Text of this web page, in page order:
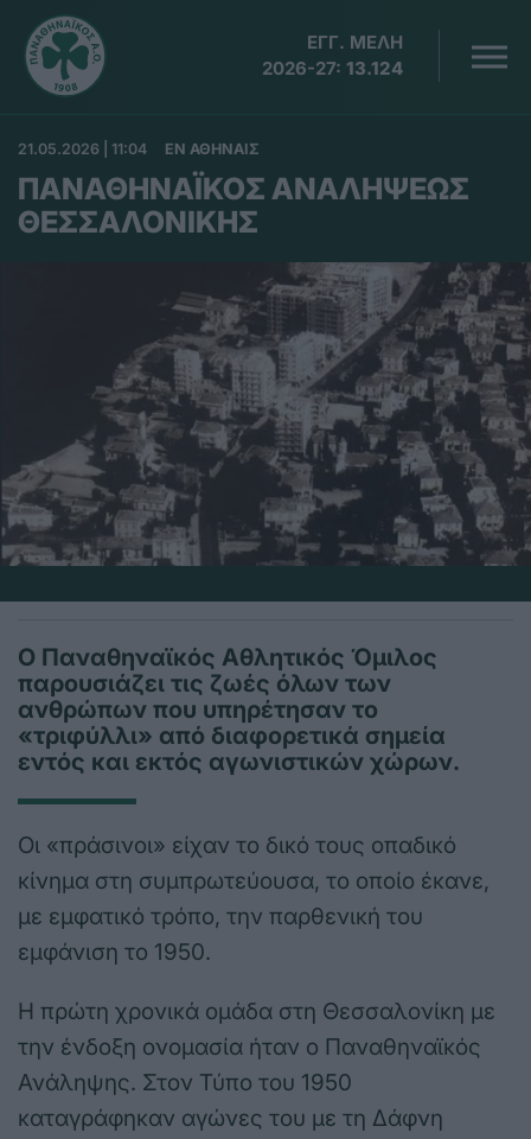
ΕΓΓ. ΜΕΛΗ
2026-27: 13.124
21.05.2026 | 11:04 EΝ ΑΘΗΝΑΙΣ
ΠΑΝΑΘΗΝΑΪΚΟΣ ΑΝΑΛΗΨΕΩΣ
ΘΕΣΣΑΛΟΝΙΚΗΣ
Ο Παναθηναϊκός Αθλητικός Όμιλος
παρουσιάζει τις ζωές όλων των
ανθρώπων που υπηρέτησαν το
«τριφύλλι» από διαφορετικά σημεία
εντός και εκτός αγωνιστικών χώρων.
Οι «πράσινοι» είχαν το δικό τους οπαδικό
κίνημα στη συμπρωτεύουσα, το οποίο έκανε,
με εμφατικό τρόπο, την παρθενική του
εμφάνιση το 1950.
Η πρώτη χρονικά ομάδα στη Θεσσαλονίκη με
την ένδοξη ονομασία ήταν ο Παναθηναϊκός
Ανάληψης. Στον Τύπο του 1950
καταγράφηκαν αγώνες του με τη Δάφνη